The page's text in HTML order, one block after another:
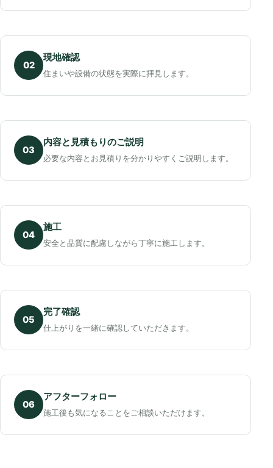
02
現地確認
住まいや設備の状態を実際に拝見します。
03
内容と見積もりのご説明
必要な内容とお見積りを分かりやすくご説明します。
04
施工
安全と品質に配慮しながら丁寧に施工します。
05
完了確認
仕上がりを一緒に確認していただきます。
06
アフターフォロー
施工後も気になることをご相談いただけます。